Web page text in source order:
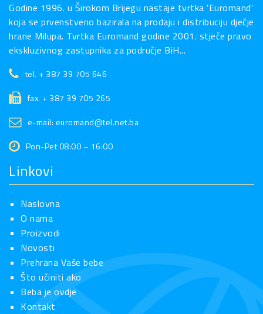
Godine 1996. u Širokom Brijegu nastaje tvrtka 'Euromand'
koja se prvenstveno bazirala na prodaju i distribuciju dječje
hrane Milupa. Tvrtka Euromand godine 2001. stječe pravo
ekskluzivnog zastupnika za područje BiH...
tel. + 387 39 705 646
fax. + 387 39 705 265
e-mail: euromand@tel.net.ba
Pon-Pet 08:00 – 16:00
Linkovi
Naslovna
O nama
Proizvodi
Novosti
Prehrana Vaše bebe
Što učiniti ako
Beba je ovdje
Kontakt